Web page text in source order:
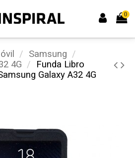
0
Samsung
4G
Funda Libro
Galaxy A32 4G